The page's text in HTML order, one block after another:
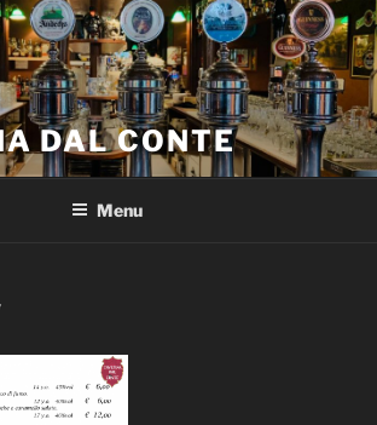
DAL CONTE
Menu